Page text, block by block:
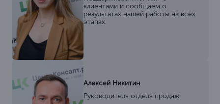
клиентами и сообщаем о
результатах нашей работы на всех
этапах.
Алексей Никитин
Руководитель отдела продаж